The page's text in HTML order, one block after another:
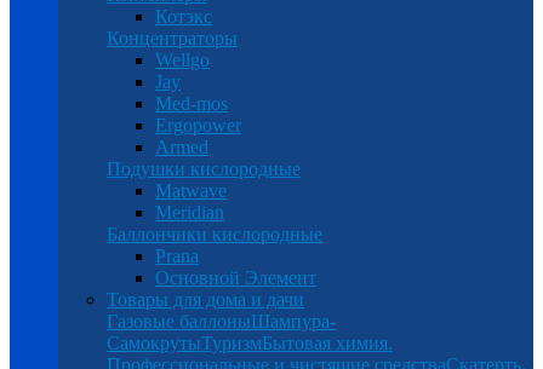
Котэкс
Концентраторы
Wellgo
Jay
Med-mos
Ergopower
Armed
Подушки кислородные
Matwave
Meridian
Баллончики кислородные
Prana
Основной Элемент
Товары для дома и дачи
Газовые баллоныШампура-
СамокрутыТуризмБытовая химия.
Профессиональные и чистящие средстваСкатерть,